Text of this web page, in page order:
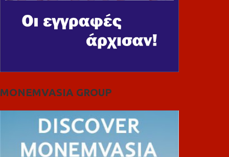
MONEMVASIA GROUP